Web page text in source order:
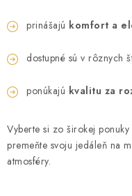
prinášajú komfort a
dostupné sú v rôznych
ponúkajú kvalitu za
Vyberte si zo širokej ponuky
premeňte svoju jedáleň na
atmosféry.